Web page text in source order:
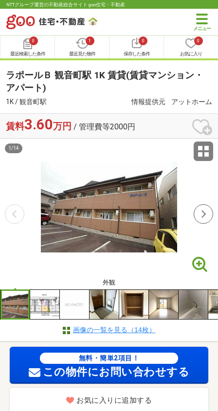
NTTグループ運営の不動産総合サイト goo住宅・不動産
0
最近検索した条件
1
最近見た物件
0
保存した条件
0
お気に入り
ラポールＢ 観音町駅 1K 賃貸(賃貸マンション・
アパート)
1K / 観音町駅 情報提供元 アットホーム
賃料3.60万円 / 管理費等2000円
外観
1 /14
画像の一覧を見る（14枚）
無料・簡単2項目！
この物件にお問い合わせする
お気に入りに追加する